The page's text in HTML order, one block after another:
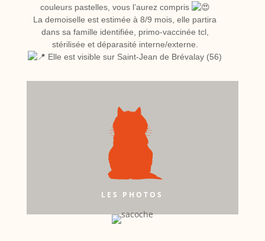
couleurs pastelles, vous l’aurez compris
La demoiselle est estimée à 8/9 mois, elle partira
dans sa famille identifiée, primo-vaccinée tcl,
stérilisée et déparasité interne/externe.
Elle est visible sur Saint-Jean de Brévalay (56)
LES PHOTOS